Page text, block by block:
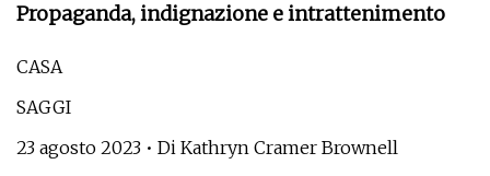
Propaganda, indignazione e intrattenimento
CASA
SAGGI
23 agosto 2023 • Di Kathryn Cramer Brownell